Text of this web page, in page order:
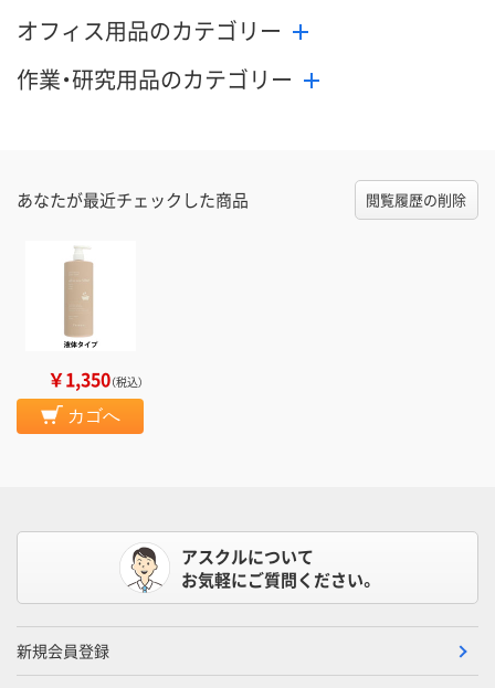
オフィス用品のカテゴリー
作業・研究用品のカテゴリー
あなたが最近チェックした商品 閲覧履歴の削除
￥1,350（税込）
カゴへ
アスクルについて
お気軽にご質問ください。
新規会員登録